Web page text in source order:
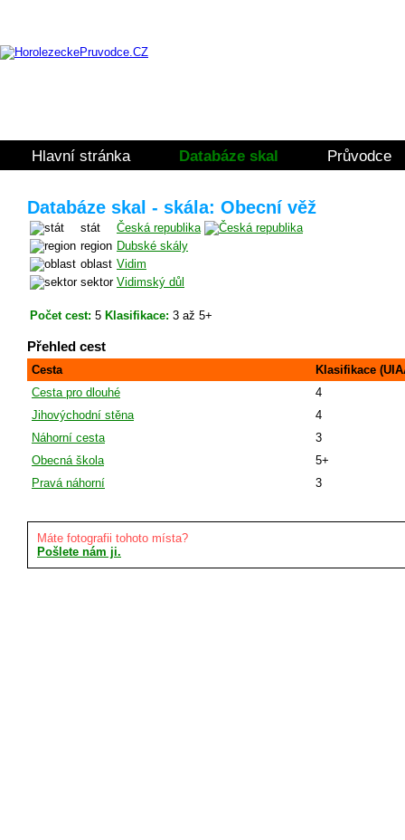
Hlavní stránka Databáze skal Průvodce
Databáze skal - skála: Obecní věž
stát
Česká republika
region Dubské skály
oblast Vidim
sektor Vidimský důl
Počet cest: 5 Klasifikace: 3 až 5+
Přehled cest
Cesta
Klasifikace
Cesta pro dlouhé
4
Jihovýchodní stěna
4
Náhorní cesta
3
Obecná škola
5+
Pravá náhorní
3
Máte fotografii tohoto místa?
Pošlete nám ji.